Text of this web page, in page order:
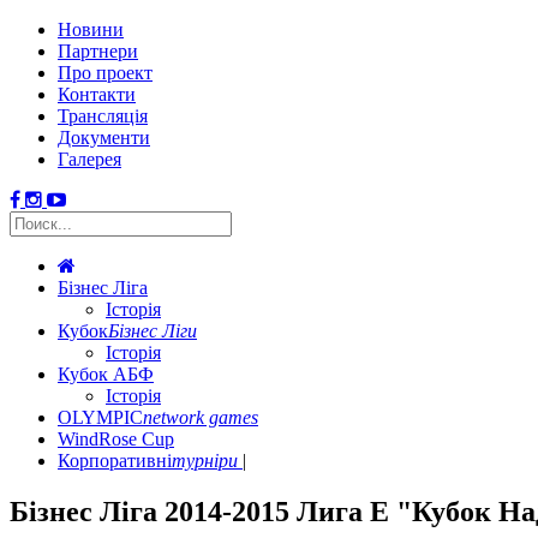
Новини
Партнери
Про проект
Контакти
Трансляція
Документи
Галерея
Бізнес Ліга
Історія
КубокБізнес Ліги
Історія
Кубок АБФ
Історія
OLYMPICnetwork games
WindRose Cup
Корпоративнітурніри
Бізнес Ліга 2014-2015 Лига Е "Кубок